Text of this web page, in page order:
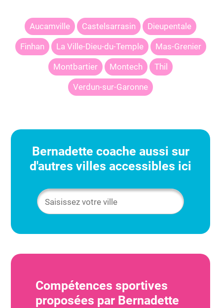
Aucamville Castelsarrasin Dieupentale
Finhan La Ville-Dieu-du-Temple Mas-Grenier
Montbartier Montech Thil
Verdun-sur-Garonne
Bernadette coache aussi sur
d'autres villes accessibles ici
Compétences sportives
proposées par Bernadette